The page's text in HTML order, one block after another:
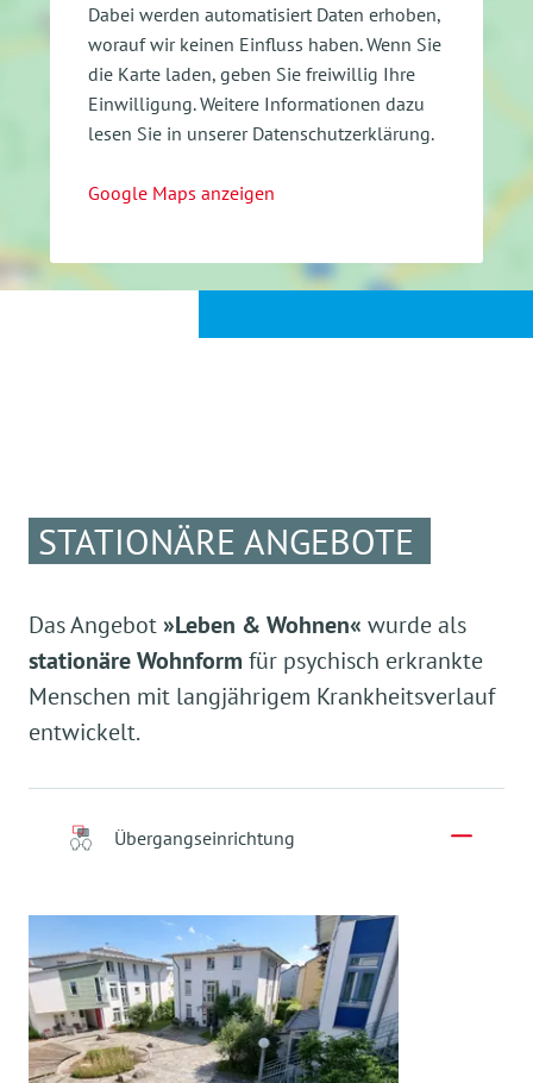
Dabei werden automatisiert Daten erhoben,
worauf wir keinen Einfluss haben. Wenn Sie
die Karte laden, geben Sie freiwillig Ihre
Einwilligung. Weitere Informationen dazu
lesen Sie in unserer Datenschutzerklärung.
Google Maps anzeigen
STATIONÄRE ANGEBOTE
Das Angebot »Leben & Wohnen« wurde als
stationäre Wohnform für psychisch erkrankte
Menschen mit langjährigem Krankheitsverlauf
entwickelt.
Übergangseinrichtung